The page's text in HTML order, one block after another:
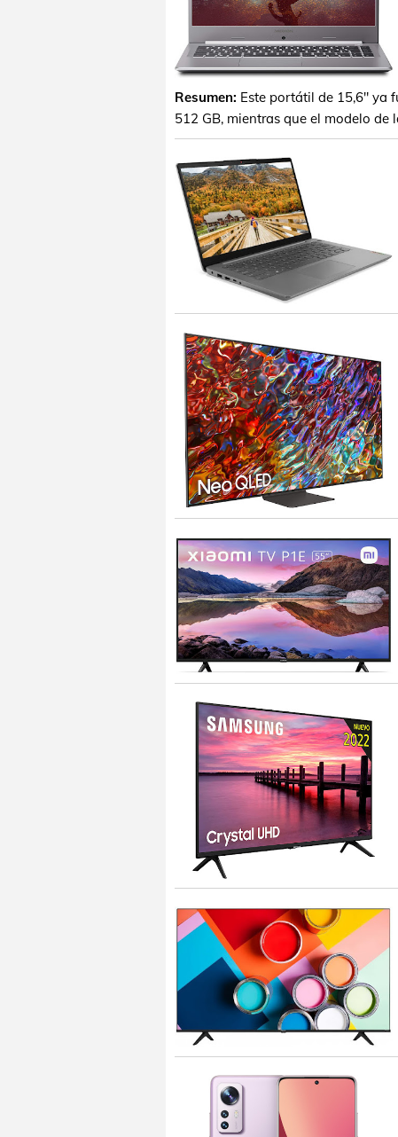
Resumen: Este portátil de 15,6" ya
512 GB, mientras que el modelo de